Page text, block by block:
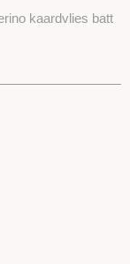
kaardvlies batt